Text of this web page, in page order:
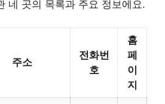
네 곳의 목록과 주요 정보에요.
주소
전화번
호
홈
페
이
지